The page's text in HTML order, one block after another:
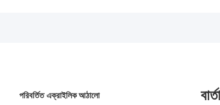
পরিবর্তিত এক্রাইলিক আঠালো